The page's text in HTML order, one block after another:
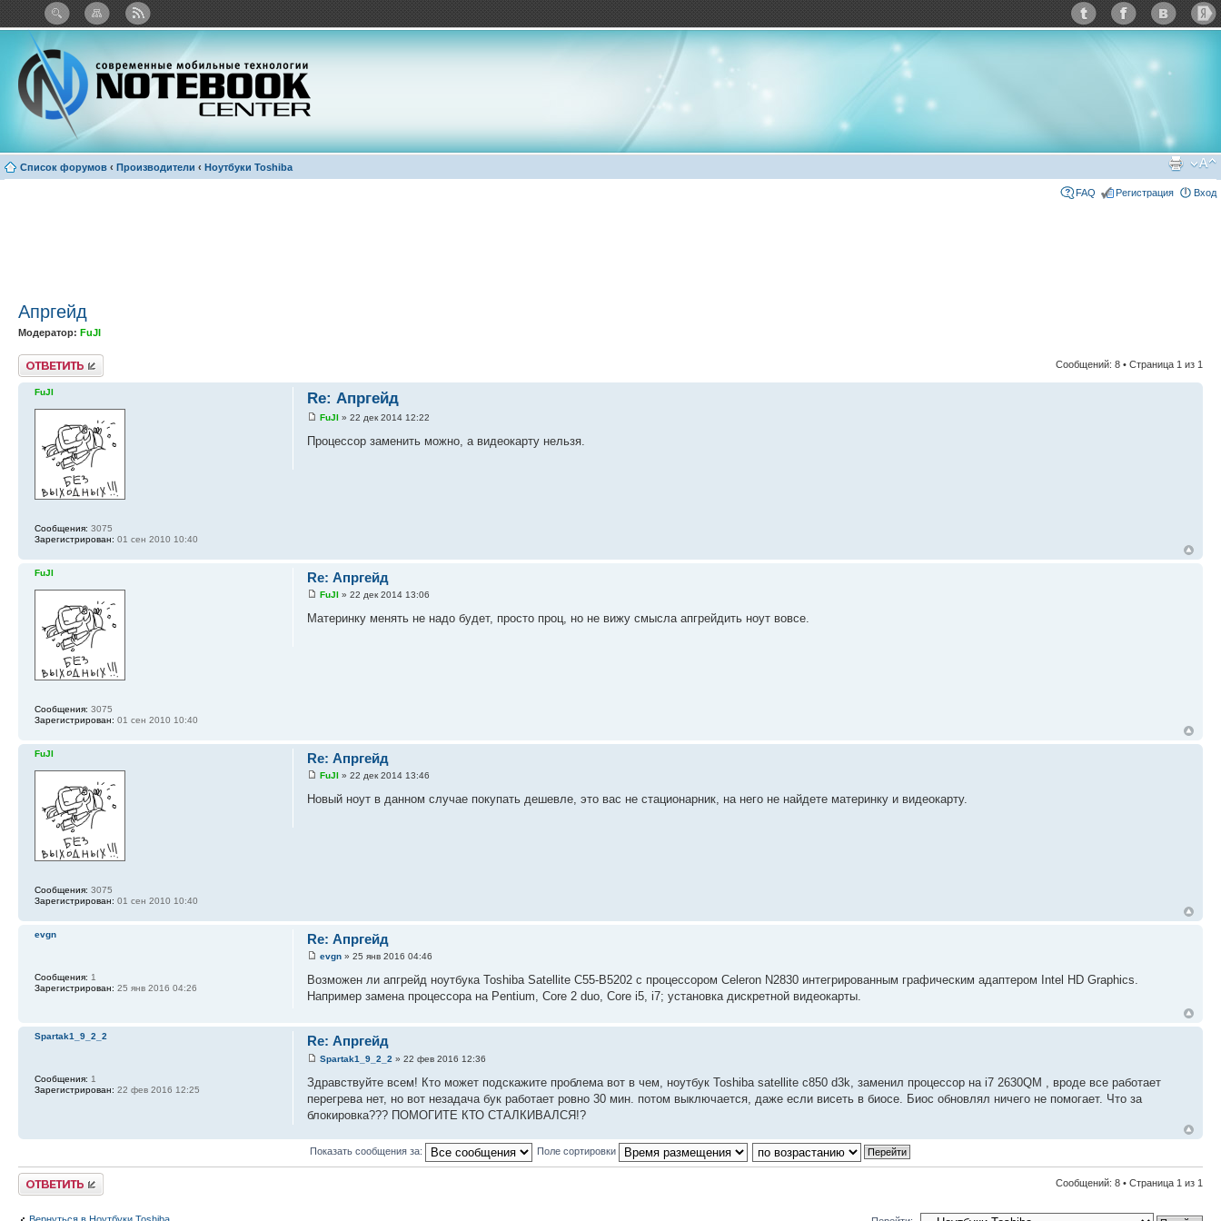
Список форумов ‹ Производители ‹ Ноутбуки Toshiba
FAQ Регистрация Вход
Апргейд
Модератор: FuJI
Ответить Сообщений: 8 • Страница 1 из 1
Re: Апргейд
FuJI » 22 дек 2014 12:22
Процессор заменить можно, а видеокарту нельзя.
FuJI
Сообщения: 3075
Зарегистрирован: 01 сен 2010 10:40
Re: Апргейд
FuJI » 22 дек 2014 13:06
Материнку менять не надо будет, просто проц, но не вижу смысла апгрейдить ноут вовсе.
FuJI
Сообщения: 3075
Зарегистрирован: 01 сен 2010 10:40
Re: Апргейд
FuJI » 22 дек 2014 13:46
Новый ноут в данном случае покупать дешевле, это вас не стационарник, на него не найдете материнку и видеокарту.
FuJI
Сообщения: 3075
Зарегистрирован: 01 сен 2010 10:40
Re: Апргейд
evgn » 25 янв 2016 04:46
Возможен ли апгрейд ноутбука Toshiba Satellite C55-B5202 с процессором Celeron N2830 интегрированным графическим адаптером Intel HD Graphics.
Например замена процессора на Pentium, Core 2 duo, Core i5, i7; установка дискретной видеокарты.
evgn
Сообщения: 1
Зарегистрирован: 25 янв 2016 04:26
Re: Апргейд
Spartak1_9_2_2 » 22 фев 2016 12:36
Здравствуйте всем! Кто может подскажите проблема вот в чем, ноутбук Toshiba satellite c850 d3k, заменил процессор на i7 2630QM , вроде все работает
перегрева нет, но вот незадача бук работает ровно 30 мин. потом выключается, даже если висеть в биосе. Биос обновлял ничего не помогает. Что за
блокировка??? ПОМОГИТЕ КТО СТАЛКИВАЛСЯ!?
Spartak1_9_2_2
Сообщения: 1
Зарегистрирован: 22 фев 2016 12:25
Показать сообщения за: Поле сортировки
Ответить Сообщений: 8 • Страница 1 из 1